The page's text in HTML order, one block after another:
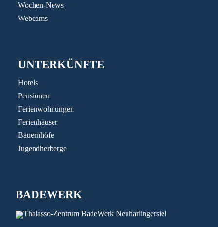
Wochen-News
Webcams
UNTERKÜNFTE
Hotels
Pensionen
Ferienwohnungen
Ferienhäuser
Bauernhöfe
Jugendherberge
BADEWERK